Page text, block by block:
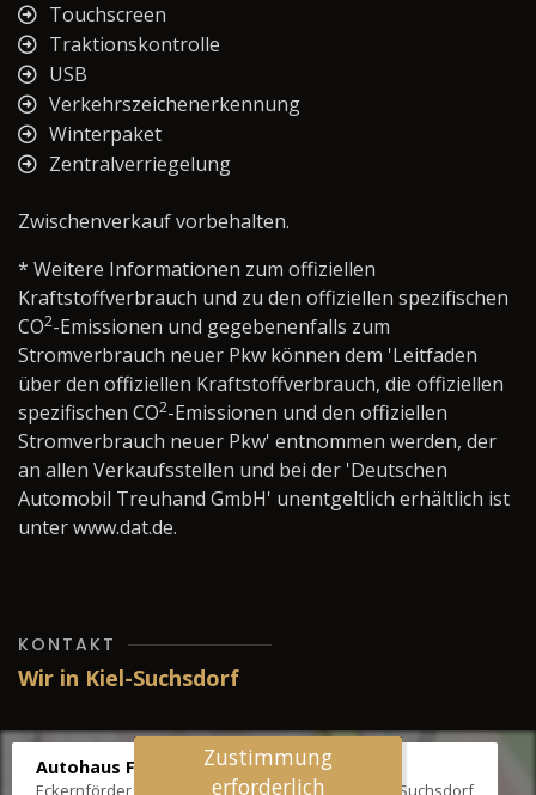
Touchscreen
Traktionskontrolle
USB
Verkehrszeichenerkennung
Winterpaket
Zentralverriegelung
Zwischenverkauf vorbehalten.
* Weitere Informationen zum offiziellen
Kraftstoffverbrauch und zu den offiziellen spezifischen
CO2-Emissionen und gegebenenfalls zum
Stromverbrauch neuer Pkw können dem 'Leitfaden
über den offiziellen Kraftstoffverbrauch, die offiziellen
spezifischen CO2-Emissionen und den offiziellen
Stromverbrauch neuer Pkw' entnommen werden, der
an allen Verkaufsstellen und bei der 'Deutschen
Automobil Treuhand GmbH' unentgeltlich erhältlich ist
unter www.dat.de.
KONTAKT
Wir in Kiel-Suchsdorf
Autohaus Fräter
Eckernförder Str. /Klausbrooker Weg 1, 24107 Kiel-Suchsdorf
Zustimmung
erforderlich